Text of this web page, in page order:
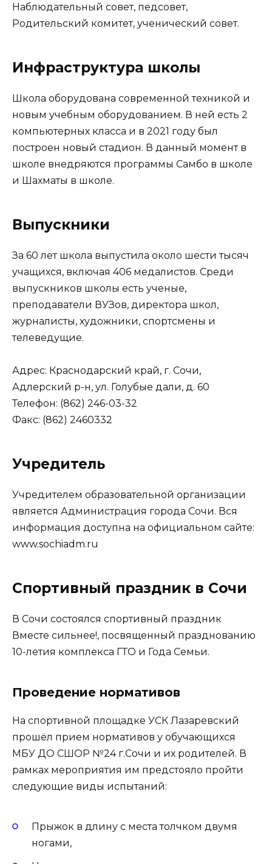
Наблюдательный совет, педсовет,
Родительский комитет, ученический совет.
Инфраструктура школы
Школа оборудована современной техникой и
новым учебным оборудованием. В ней есть 2
компьютерных класса и в 2021 году был
построен новый стадион. В данный момент в
школе внедряются программы Самбо в школе
и Шахматы в школе.
Выпускники
За 60 лет школа выпустила около шести тысяч
учащихся, включая 406 медалистов. Среди
выпускников школы есть ученые,
преподаватели ВУЗов, директора школ,
журналисты, художники, спортсмены и
телеведущие.
Адрес: Краснодарский край, г. Сочи,
Адлерский р-н, ул. Голубые дали, д. 60
Телефон: (862) 246-03-32
Факс: (862) 2460332
Учредитель
Учредителем образовательной организации
является Администрация города Сочи. Вся
информация доступна на официальном сайте:
www.sochiadm.ru
Спортивный праздник в Сочи
В Сочи состоялся спортивный праздник
Вместе сильнее!, посвященный празднованию
10-летия комплекса ГТО и Года Семьи.
Проведение нормативов
На спортивной площадке УСК Лазаревский
прошёл прием нормативов у обучающихся
МБУ ДО СШОР №24 г.Сочи и их родителей. В
рамках мероприятия им предстояло пройти
следующие виды испытаний:
Прыжок в длину с места толчком двумя
ногами,